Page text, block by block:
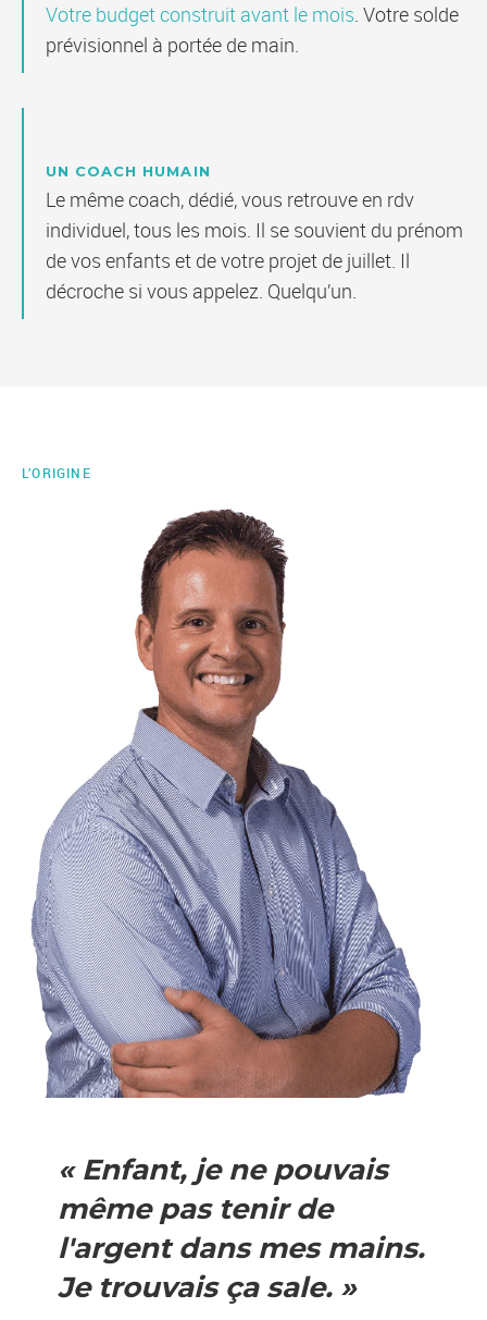
Votre budget construit avant le mois. Votre solde
prévisionnel à portée de main.
UN COACH HUMAIN
Le même coach, dédié, vous retrouve en rdv
individuel, tous les mois. Il se souvient du prénom
de vos enfants et de votre projet de juillet. Il
décroche si vous appelez. Quelqu’un.
L’ORIGINE
« Enfant, je ne pouvais
même pas tenir de
l'argent dans mes mains.
Je trouvais ça sale. »